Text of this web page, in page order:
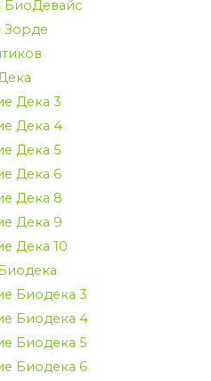
БиоДевайс
Зорде
Дека 3
Дека 4
Дека 5
Дека 6
Дека 8
Дека 9
Дека 10
Биодека 3
Биодека 4
Биодека 5
Биодека 6